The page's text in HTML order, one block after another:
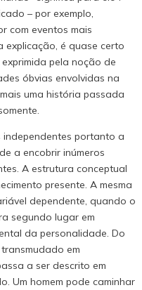
– por exemplo,
com eventos mais
explicação, é quase certo
pela noção de
óbvias envolvidas na
uma história passada
portanto a
a encobrir inúmeros
A estrutura conceptual
presente. A mesma
dependente, quando o
segundo lugar em
da personalidade. Do
em
a ser descrito em
Um homem pode caminhar